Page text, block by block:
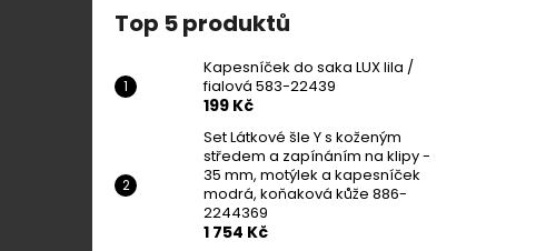
Top 5 produktů
Kapesníček do saka LUX lila /
fialová 583-22439
199 Kč
Set Látkové šle Y s koženým
středem a zapínáním na klipy -
35 mm, motýlek a kapesníček
modrá, koňaková kůže 886-
2244369
1 754 Kč